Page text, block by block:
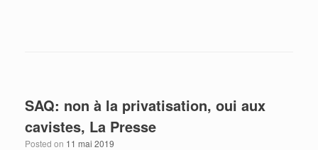
SAQ: non à la privatisation, oui aux
cavistes, La Presse
Posted on 11 mai 2019